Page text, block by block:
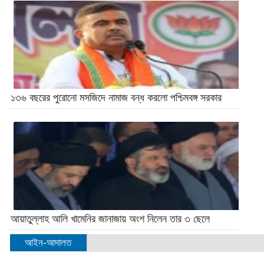
১৩৬ বছরের পুরোনো মসজিদে নামাজ বন্ধ করলো পশ্চিমবঙ্গ সরকার
আয়াতুল্লাহ আলি খামেনির জানাজায় অংশ নিলেন তার ৩ ছেলে
আইন-আদালত